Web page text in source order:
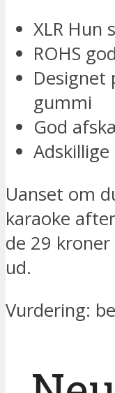
XLR Hun
ROHS
gummi
God
Uanset om
karaoke
de 29
ud.
Vurdering: